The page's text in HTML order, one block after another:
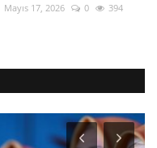
Mayıs 17, 2026 0 394